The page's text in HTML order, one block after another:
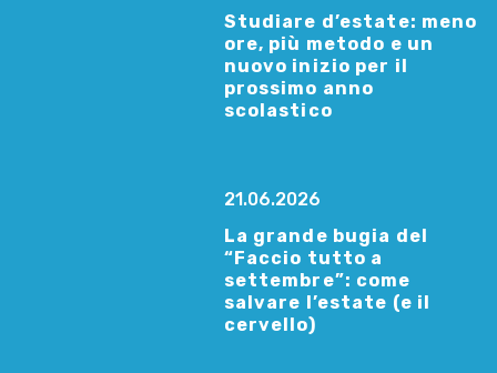
Studiare d’estate: meno
ore, più metodo e un
nuovo inizio per il
prossimo anno
scolastico
21.06.2026
La grande bugia del
“Faccio tutto a
settembre”: come
salvare l’estate (e il
cervello)